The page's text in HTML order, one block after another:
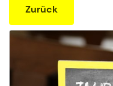
Zurück